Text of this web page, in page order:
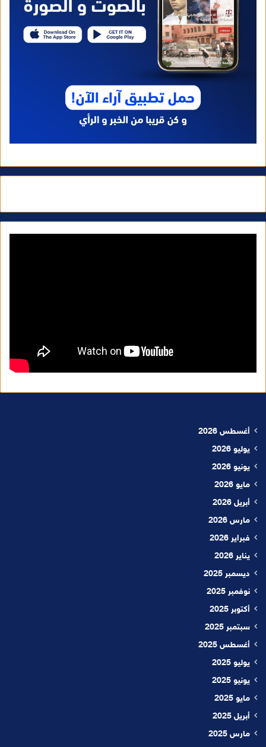
أغسطس 2026
يوليو 2026
يونيو 2026
مايو 2026
أبريل 2026
مارس 2026
فبراير 2026
يناير 2026
ديسمبر 2025
نوفمبر 2025
أكتوبر 2025
سبتمبر 2025
أغسطس 2025
يوليو 2025
يونيو 2025
مايو 2025
أبريل 2025
مارس 2025